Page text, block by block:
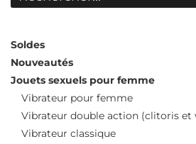
Soldes
Nouveautés
Jouets sexuels pour femme
Vibrateur pour femme
Vibrateur double action (clitoris et
Vibrateur classique